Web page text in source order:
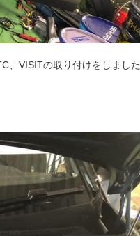
、VISITの取り付けをしました